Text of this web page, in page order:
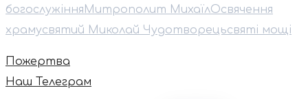
богослужіння Митрополит МихаїлОсвячення
храмусвятий Миколай Чудотворецьсвяті мощі
Пожертва
Наш Телеграм